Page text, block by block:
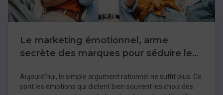
Le marketing émotionnel, arme
secrète des marques pour séduire les
Aujourd’hui, le simple argument rationnel ne suffit plus. Ce
sont les émotions qui dictent bien souvent les choix des